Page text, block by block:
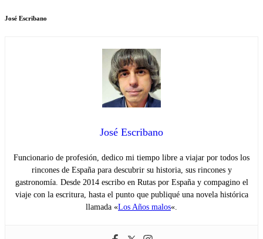
José Escribano
José Escribano
Funcionario de profesión, dedico mi tiempo libre a viajar por todos los
rincones de España para descubrir su historia, sus rincones y
gastronomía. Desde 2014 escribo en Rutas por España y compagino el
viaje con la escritura, hasta el punto que publiqué una novela histórica
llamada «Los Años malos«.